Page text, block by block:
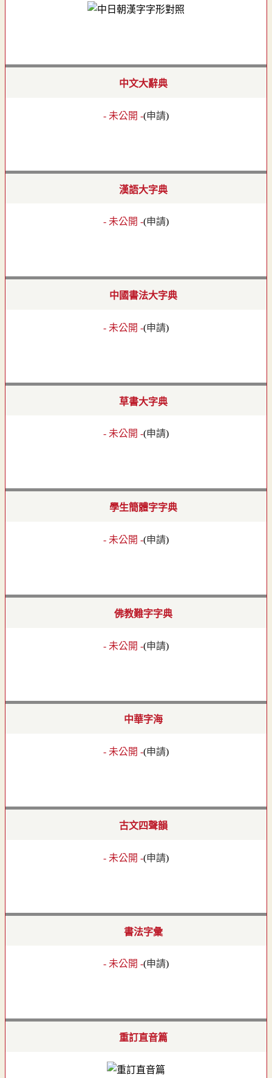
中文大辭典
- 未公開 -(申請)
漢語大字典
- 未公開 -(申請)
中國書法大字典
- 未公開 -(申請)
草書大字典
- 未公開 -(申請)
學生簡體字字典
- 未公開 -(申請)
佛教難字字典
- 未公開 -(申請)
中華字海
- 未公開 -(申請)
古文四聲韻
- 未公開 -(申請)
書法字彙
- 未公開 -(申請)
重訂直音篇